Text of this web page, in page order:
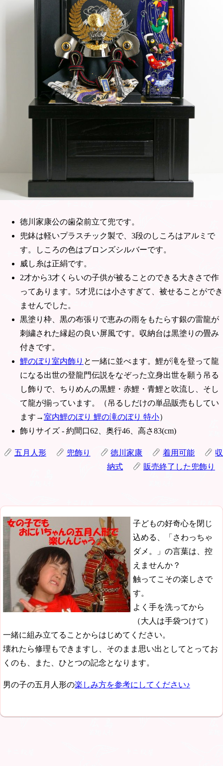
徳川家康公の歯朶前立て兜です。
兜鉢は軽いプラスチック製で、3段のしころはアルミで
す。しころの色はブロンズシルバーです。
威し糸は正絹です。
2才から3才くらいの子供が被ることのできる大きさで作
ってあります。5才児には小さすぎて、被せることができ
ませんでした。
黒塗り枠、黒の布張りで恵みの雨をもたらす銀の雷龍が
刺繍された縁起の良い屏風です。収納台は黒塗りの畳み
付きです。
鯉のぼり室内飾り と一緒に並べます。鯉が滝を登って龍
になる出世の登龍門伝説をなぞった立身出世を願う吊る
し飾りで、ちりめんの黒鯉・赤鯉・青鯉と吹流し、そし
て龍が揃っています。（吊るしだけの単品販売もしてい
ます→室内鯉のぼり 鯉の滝のぼり 特小）
飾りサイズ - 約間口62、奥行46、高さ83(cm)
五月人形 兜飾り 徳川家康 着用可能
収
納式
販売終了した兜飾り
子どもの好奇心を閉じ
込める、「さわっちゃ
ダメ。」の言葉は、控
えませんか？
触ってこその楽しさで
す。
よく手を洗ってから
（大人は手袋つけて）
一緒に組み立てることからはじめてください。
壊れたら修理もできますし、そのまま思い出としてとってお
くのも、また、ひとつの記念となります。
男の子の五月人形の楽しみ方を参考にしてください♪